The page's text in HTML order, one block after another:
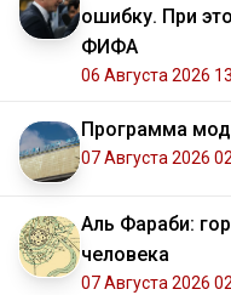
ошибку. При
ФИФА
06 Августа 2026
Программа
07 Августа 2026
Аль Фараби:
человека
07 Августа 2026